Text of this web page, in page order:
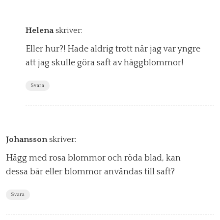
Helena skriver:
Eller hur?! Hade aldrig trott när jag var yngre
att jag skulle göra saft av häggblommor!
Svara
Johansson skriver:
Hägg med rosa blommor och röda blad, kan
dessa bär eller blommor användas till saft?
Svara